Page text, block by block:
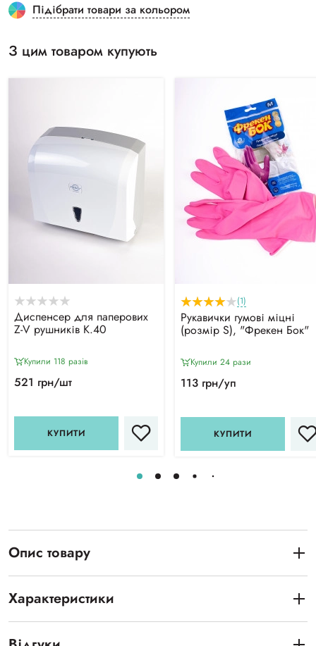
Підібрати товари за кольором
З цим товаром купують
Диспенсер для паперових
Z-V рушників К.40
Купили 118 разiв
521 грн/шт
КУПИТИ
(1)
Рукавички гумові міцні
(розмір S), "Фрекен Бок"
Купили 24 рази
113 грн/уп
КУПИТИ
Опис товару
Характеристики